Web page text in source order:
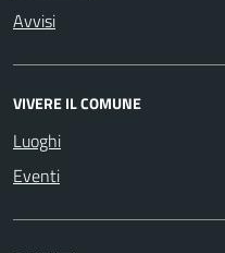
Avvisi
VIVERE IL COMUNE
Luoghi
Eventi